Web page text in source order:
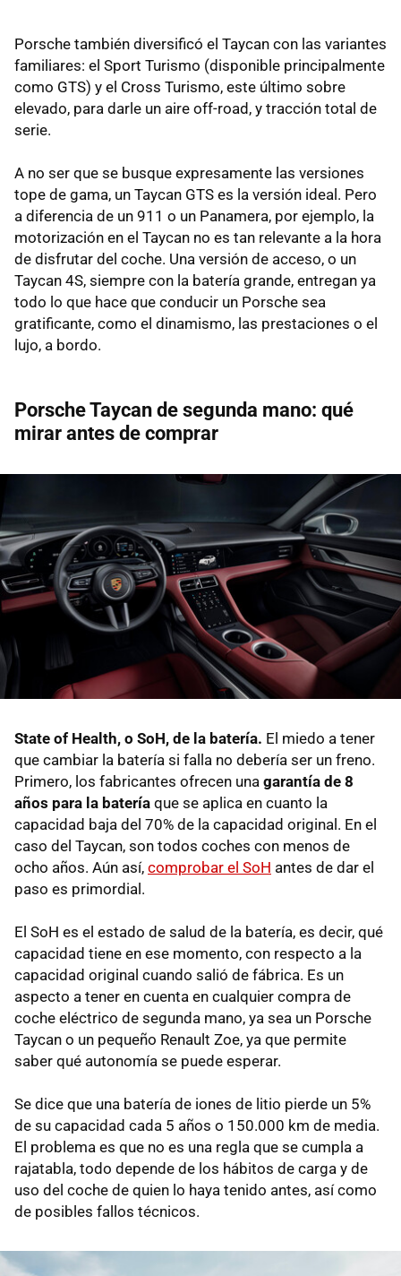
Porsche también diversificó el Taycan con las variantes
familiares: el Sport Turismo (disponible principalmente
como GTS) y el Cross Turismo, este último sobre
elevado, para darle un aire off-road, y tracción total de
serie.
A no ser que se busque expresamente las versiones
tope de gama, un Taycan GTS es la versión ideal. Pero
a diferencia de un 911 o un Panamera, por ejemplo, la
motorización en el Taycan no es tan relevante a la hora
de disfrutar del coche. Una versión de acceso, o un
Taycan 4S, siempre con la batería grande, entregan ya
todo lo que hace que conducir un Porsche sea
gratificante, como el dinamismo, las prestaciones o el
lujo, a bordo.
Porsche Taycan de segunda mano: qué
mirar antes de comprar
State of Health, o SoH, de la batería. El miedo a tener
que cambiar la batería si falla no debería ser un freno.
Primero, los fabricantes ofrecen una garantía de 8
años para la batería que se aplica en cuanto la
capacidad baja del 70% de la capacidad original. En el
caso del Taycan, son todos coches con menos de
ocho años. Aún así, comprobar el SoH antes de dar el
paso es primordial.
El SoH es el estado de salud de la batería, es decir, qué
capacidad tiene en ese momento, con respecto a la
capacidad original cuando salió de fábrica. Es un
aspecto a tener en cuenta en cualquier compra de
coche eléctrico de segunda mano, ya sea un Porsche
Taycan o un pequeño Renault Zoe, ya que permite
saber qué autonomía se puede esperar.
Se dice que una batería de iones de litio pierde un 5%
de su capacidad cada 5 años o 150.000 km de media.
El problema es que no es una regla que se cumpla a
rajatabla, todo depende de los hábitos de carga y de
uso del coche de quien lo haya tenido antes, así como
de posibles fallos técnicos.